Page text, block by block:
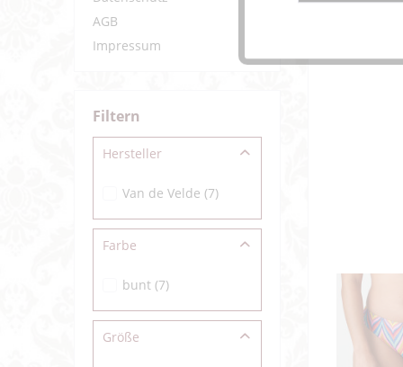
AGB
Impressum
Filtern
Hersteller
Van de Velde (7)
Farbe
bunt (7)
Größe